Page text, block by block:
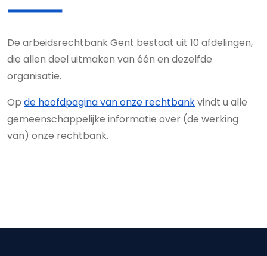
De arbeidsrechtbank Gent bestaat uit 10 afdelingen,
die allen deel uitmaken van één en dezelfde
organisatie.
Op de hoofdpagina van onze rechtbankvindt u alle
gemeenschappelijke informatie over (de werking
van) onze rechtbank.